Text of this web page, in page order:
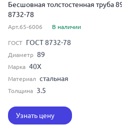
Бесшовная толстостенная труба
8732-78
Арт.65-6006 В наличии
ГОСТ ГОСТ 8732-78
Диаметр 89
Марка 40Х
Материал стальная
Толщина 3.5
Узнать цену